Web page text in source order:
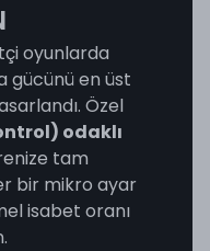
oyunlarda
gücünü en üst
Özel
odaklı
tam
bir mikro ayar
isabet oranı